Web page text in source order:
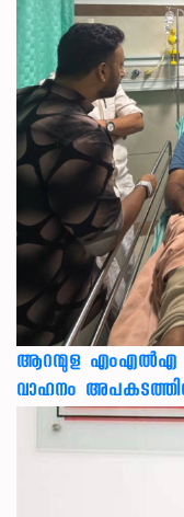
ആറന്മുള എംഎൽഎ
വാഹനം